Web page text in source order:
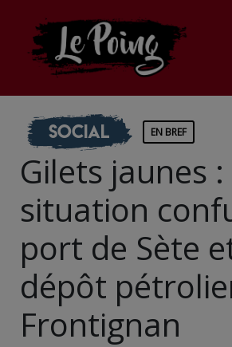
Social EN BREF
Gilets jaunes :
situation
port de Sète
dépôt
Frontignan